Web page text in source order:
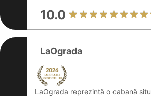
10.0
LaOgrada
LaOgrada reprezintă o cabană